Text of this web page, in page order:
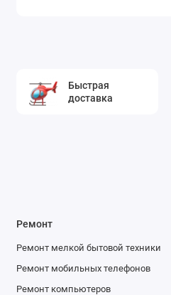
Быстрая
доставка
Ремонт
Ремонт мелкой бытовой техники
Ремонт мобильных телефонов
Ремонт компьютеров